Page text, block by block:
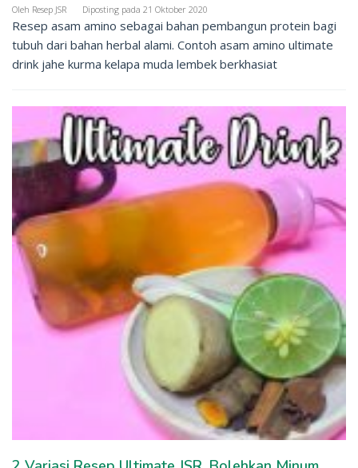
Oleh Resep JSR Diposting pada 21 Oktober 2020
Resep asam amino sebagai bahan pembangun protein bagi
tubuh dari bahan herbal alami. Contoh asam amino ultimate
drink jahe kurma kelapa muda lembek berkhasiat